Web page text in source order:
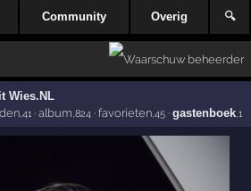
Community Overig 🔍
Wies.NL
,41· album ,824· favorieten,45· gastenboek,1